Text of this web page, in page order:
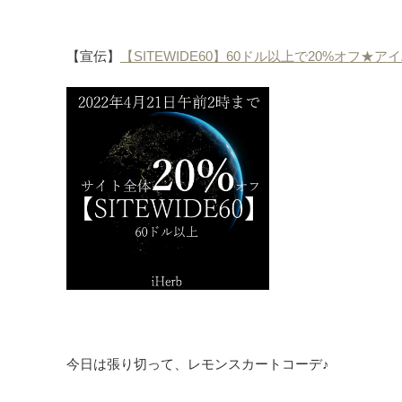
【宣伝】 【SITEWIDE60】60ドル以上で20%オフ★ア
今日は張り切って、レモンスカートコーデ♪